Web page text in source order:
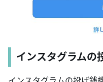
インスタグラムの